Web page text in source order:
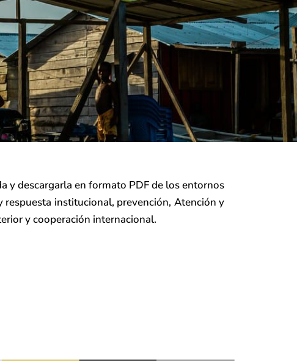
y descargarla en formato PDF de los entornos
institucional, prevención, Atención y
y cooperación internacional.